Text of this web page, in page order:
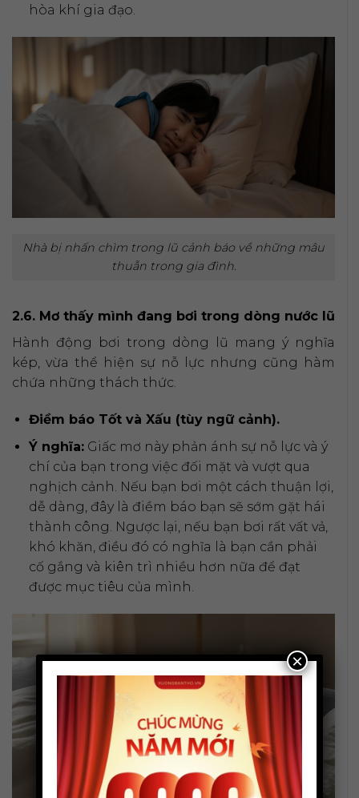
hòa khí gia đạo.
Nhà bị nhấn chìm trong lũ cảnh báo về những mâu
thuẫn trong gia đình.
2.6. Mơ thấy mình đang bơi trong dòng nước lũ
Hành động bơi trong dòng lũ mang ý nghĩa
kép, vừa thể hiện sự nỗ lực nhưng cũng hàm
chứa những thách thức.
Điềm báo Tốt và Xấu (tùy ngữ cảnh).
Ý nghĩa:Giấc mơ này phản ánh sự nỗ lực và ý
chí của bạn trong việc đối mặt và vượt qua
nghịch cảnh. Nếu bạn bơi một cách thuận lợi,
dễ dàng, đây là điềm báo bạn sẽ sớm gặt hái
thành công. Ngược lại, nếu bạn bơi rất vất vả,
khó khăn, điều đó có nghĩa là bạn cần phải
cố gắng và kiên trì nhiều hơn nữa để đạt
được mục tiêu của mình.
×